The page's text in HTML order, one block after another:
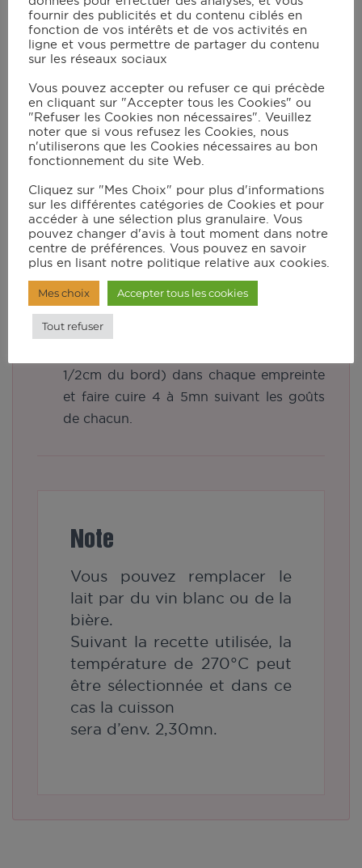
Instructions
Dans un saladier, mélanger les jaunes
d’œufs avec le beurre fondu, le sucre et
le sel. Ajouter ensuite la farine et l’eau.
Bien mélanger au fouet pendant environ
10mn.
Ajouter ensuite à la pâte le lait et les
blancs d’œufs montés en neige.
Mélanger de nouveau en faisant
attention à ne pas « casser » les blancs.
Laisser reposer la pâte 30mn (facultatif).
Sélectionner le mode « MANUEL
1/2cm du bord) dans chaque empreinte
et faire cuire 4 à 5mn suivant les goûts
de chacun.
Note
Vous pouvez remplacer le
lait par du vin blanc ou de la
bière.
Suivant la recette utilisée, la
température de 270°C peut
être sélectionnée et dans ce
cas la cuisson
sera d’env. 2,30mn.
fournir des publicités et du contenu ciblés en
fonction de vos intérêts et de vos activités en
ligne et vous permettre de partager du contenu
sur les réseaux sociaux
Vous pouvez accepter ou refuser ce qui précède
en cliquant sur "Accepter tous les Cookies" ou
"Refuser les Cookies non nécessaires". Veuillez
noter que si vous refusez les Cookies, nous
n'utiliserons que les Cookies nécessaires au bon
fonctionnement du site Web.
Cliquez sur "Mes Choix" pour plus d'informations
sur les différentes catégories de Cookies et pour
accéder à une sélection plus granulaire. Vous
pouvez changer d'avis à tout moment dans notre
centre de préférences. Vous pouvez en savoir
plus en lisant notre politique relative aux cookies.
Mes choix Accepter tous les cookies
Tout refuser